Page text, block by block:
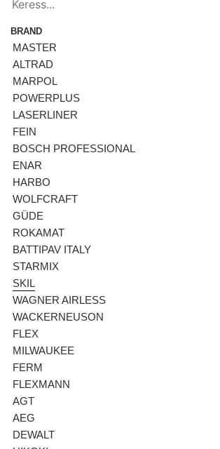
BRAND
MASTER
ALTRAD
MARPOL
POWERPLUS
LASERLINER
FEIN
BOSCH PROFESSIONAL
ENAR
HARBO
WOLFCRAFT
GÜDE
ROKAMAT
BATTIPAV ITALY
STARMIX
SKIL
WAGNER AIRLESS
WACKERNEUSON
FLEX
MILWAUKEE
FERM
FLEXMANN
AGT
AEG
DEWALT